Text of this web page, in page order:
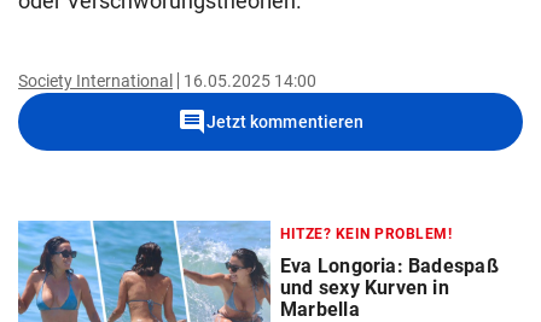
Society International 16.05.2025 14:00
commentJetzt kommentieren
HITZE? KEIN PROBLEM!
Eva Longoria: Badespaß
und sexy Kurven in
Marbella